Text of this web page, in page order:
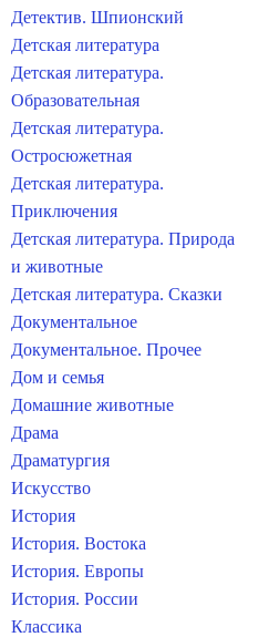
Детектив. Шпионский
Детская литература
Детская литература.
Образовательная
Детская литература.
Остросюжетная
Детская литература.
Приключения
Детская литература. Природа
и животные
Детская литература. Сказки
Документальное
Документальное. Прочее
Дом и семья
Домашние животные
Драма
Драматургия
Искусство
История
История. Востока
История. Европы
История. России
Классика